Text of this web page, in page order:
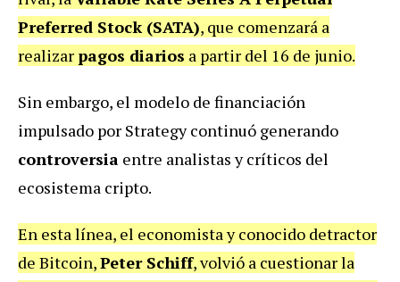
Preferred Stock (SATA), que comenzará a
realizarpagos diarios a partir del 16 de junio.
Sin embargo, el modelo de financiación
impulsado por Strategy continuó generando
controversia entre analistas y críticos del
ecosistema cripto.
En esta línea, el economista y conocido detractor
de Bitcoin,Peter Schiff, volvió a cuestionar la